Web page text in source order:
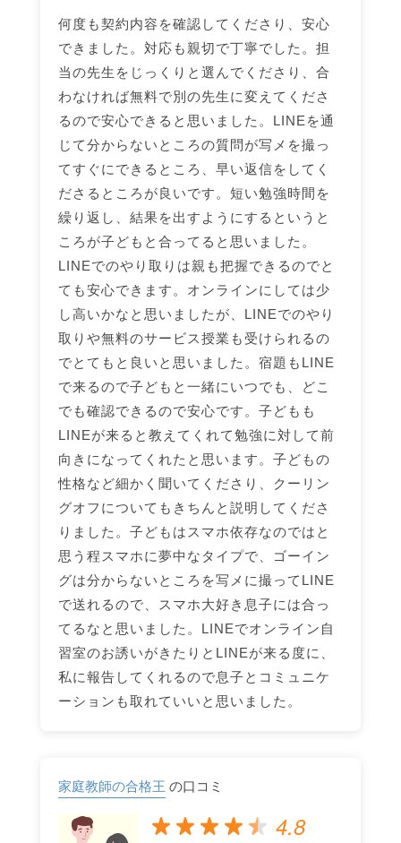
何度も契約内容を確認してくださり、安心
できました。対応も親切で丁寧でした。担
当の先生をじっくりと選んでくださり、合
わなければ無料で別の先生に変えてくださ
るので安心できると思いました。LINEを通
じて分からないところの質問が写メを撮っ
てすぐにできるところ、早い返信をしてく
ださるところが良いです。短い勉強時間を
繰り返し、結果を出すようにするというと
ころが子どもと合ってると思いました。
LINEでのやり取りは親も把握できるのでと
ても安心できます。オンラインにしては少
し高いかなと思いましたが、LINEでのやり
取りや無料のサービス授業も受けられるの
でとてもと良いと思いました。宿題もLINE
で来るので子どもと一緒にいつでも、どこ
でも確認できるので安心です。子どもも
LINEが来ると教えてくれて勉強に対して前
向きになってくれたと思います。子どもの
性格など細かく聞いてくださり、クーリン
グオフについてもきちんと説明してくださ
りました。子どもはスマホ依存なのではと
思う程スマホに夢中なタイプで、ゴーイン
グは分からないところを写メに撮ってLINE
で送れるので、スマホ大好き息子には合っ
てるなと思いました。LINEでオンライン自
習室のお誘いがきたりとLINEが来る度に、
私に報告してくれるので息子とコミュニケ
ーションも取れていいと思いました。
家庭教師の合格王 の口コミ
4.8